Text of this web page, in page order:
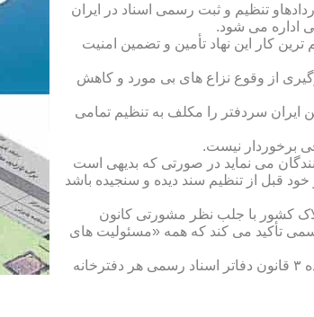
تنظیم و ثبت رسمی اسناد در ایران
اداره می شود.
کار این نهاد تأمین و تضمین امنیت
از وقوع نزاع های بی مورد و کاهش
ایران سردفتر را مکلف به تنظیم تمامی
برخوردار نیست.
کنندگان می نماید در صورتی که بدیهی است
قبل از تنظیم سند دیده و سنجیده باشد
کشور با جلب نظر مشورتی کانون
نامیده می شود. ماده ۲۱ قانون دفاتر اسناد رسمی تأکید می کند که همه «مسئولیت های
دفتریار :دفتریار سمت معاونت دفترخانه و نمایندگی سازمان ثبت را دارا می باشد.طبق ماده ۳ قانون دفاتر اسناد رسمی هر دفترخانه